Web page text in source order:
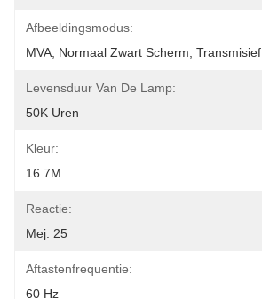
Afbeeldingsmodus:
MVA, Normaal Zwart Scherm, Transmisief
Levensduur Van De Lamp:
50K Uren
Kleur:
16.7M
Reactie:
Mej. 25
Aftastenfrequentie:
60 Hz